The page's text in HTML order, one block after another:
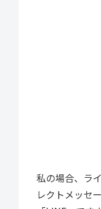
私の場合、ラ
レクトメッセ